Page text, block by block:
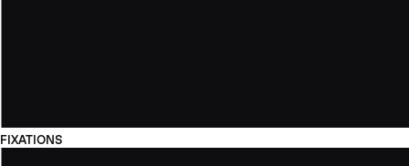
FIXATIONS